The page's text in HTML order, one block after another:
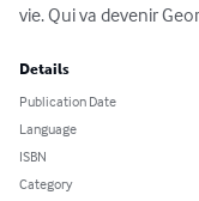
vie. Qui va devenir
Details
Publication Date
Language
ISBN
Category